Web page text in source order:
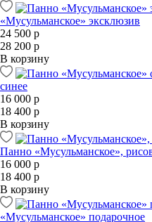
«Мусульманское» эксклюзив
24 500 р
28 200 р
В корзину
синее
16 000 р
18 400 р
В корзину
Панно «Мусульманское»,
16 000 р
18 400 р
В корзину
«Мусульманское» подарочное